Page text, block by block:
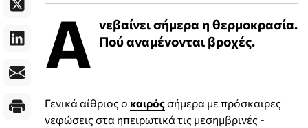
Α νεβαίνει σήμερα η θερμοκρασία.
Πού αναμένονται βροχές.
Γενικά αίθριος ο καιρόςσήμερα με πρόσκαιρες
νεφώσεις στα ηπειρωτικά τις μεσημβρινές -